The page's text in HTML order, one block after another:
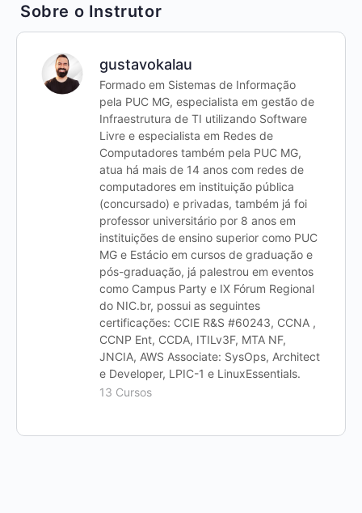
Sobre o Instrutor
gustavokalau
Formado em Sistemas de Informação
pela PUC MG, especialista em gestão de
Infraestrutura de TI utilizando Software
Livre e especialista em Redes de
Computadores também pela PUC MG,
atua há mais de 14 anos com redes de
computadores em instituição pública
(concursado) e privadas, também já foi
professor universitário por 8 anos em
instituições de ensino superior como PUC
MG e Estácio em cursos de graduação e
pós-graduação, já palestrou em eventos
como Campus Party e IX Fórum Regional
do NIC.br, possui as seguintes
certificações: CCIE R&S #60243, CCNA ,
CCNP Ent, CCDA, ITILv3F, MTA NF,
JNCIA, AWS Associate: SysOps, Architect
e Developer, LPIC-1 e LinuxEssentials.
13 Cursos